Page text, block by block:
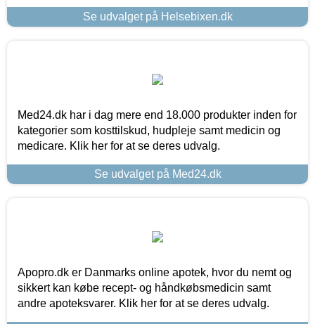
Se udvalget på Helsebixen.dk
Med24.dk har i dag mere end 18.000 produkter inden for
kategorier som kosttilskud, hudpleje samt medicin og
medicare. Klik her for at se deres udvalg.
Se udvalget på Med24.dk
Apopro.dk er Danmarks online apotek, hvor du nemt og
sikkert kan købe recept- og håndkøbsmedicin samt
andre apoteksvarer. Klik her for at se deres udvalg.